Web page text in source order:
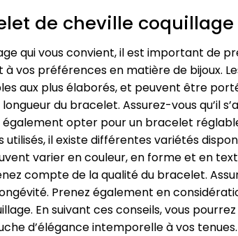
de cheville
qui vous convient, il est important de
vos préférences en matière de bijoux.
aux plus élaborés, et peuvent être
du bracelet. Assurez-vous qu’il
opter pour un bracelet
utilisés, il existe différentes variétés
varier en couleur, en forme et en
compte de la qualité du bracelet.
Prenez également en
En suivant ces conseils, vous
d’élégance intemporelle à vos tenues.